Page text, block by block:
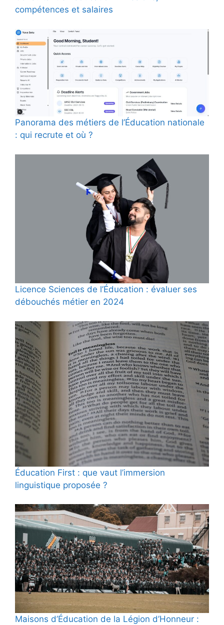
compétences et salaires
Panorama des métiers de l’Éducation nationale
: qui recrute et où ?
Licence Sciences de l’Éducation : évaluer ses
débouchés métier en 2024
Éducation First : que vaut l’immersion
linguistique proposée ?
Maisons d’Éducation de la Légion d’Honneur :